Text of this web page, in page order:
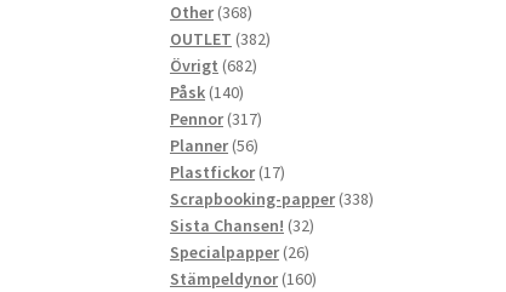
Other 368368
produkter
OUTLET 382382
Övrigt 682682
Påsk 140140
produkter
Pennor 317317
produkter
Planner 5656
produkter
Plastfickor 1717
produkter
Scrapbooking-papper 338338
Sista Chansen! 3232
Specialpapper 2626
produkter
Stämpeldynor 160160